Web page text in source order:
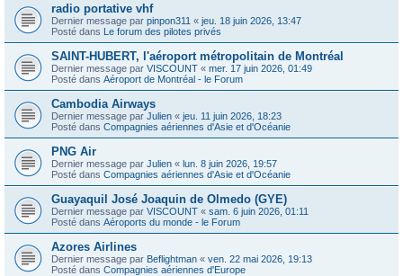
radio portative vhf
Dernier message par pinpon311 « jeu. 18 juin 2026, 13:47
Posté dans Le forum des pilotes privés
SAINT-HUBERT, l'aéroport métropolitain de Montréal
Dernier message par VISCOUNT « mer. 17 juin 2026, 01:49
Posté dans Aéroport de Montréal - le Forum
Cambodia Airways
Dernier message par Julien « jeu. 11 juin 2026, 18:23
Posté dans Compagnies aériennes d'Asie et d'Océanie
PNG Air
Dernier message par Julien « lun. 8 juin 2026, 19:57
Posté dans Compagnies aériennes d'Asie et d'Océanie
Guayaquil José Joaquin de Olmedo (GYE)
Dernier message par VISCOUNT « sam. 6 juin 2026, 01:11
Posté dans Aéroports du monde - le Forum
Azores Airlines
Dernier message par Beflightman « ven. 22 mai 2026, 19:13
Posté dans Compagnies aériennes d'Europe